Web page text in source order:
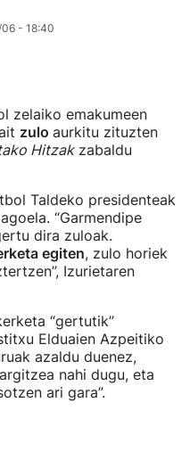
- 18:40
zelaiko emakumeen
zulo aurkitu zituzten
Hitzakzabaldu
Taldeko presidenteak
“Garmendipe
dira zuloak.
egiten, zulo horiek
Izurietaren
“gertutik”
Elduaien Azpeitiko
azaldu duenez,
nahi dugu, eta
ari gara”.